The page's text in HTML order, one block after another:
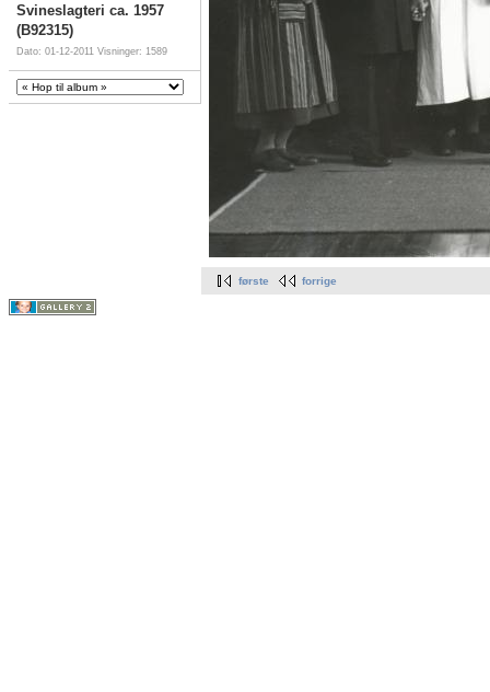
Svineslagteri ca. 1957
(B92315)
Dato: 01-12-2011 Visninger: 1589
første forrige